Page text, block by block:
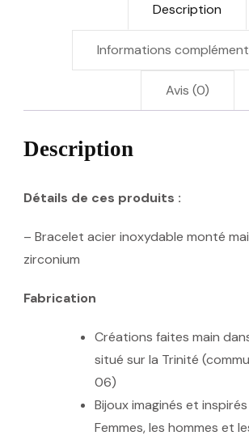
Description
Informations
Avis (0)
Description
Détails de ces produits :
– Bracelet acier inoxydable monté
zirconium
Fabrication
Créations faites main
situé sur la Trinité
06)
Bijoux imaginés et
Femmes, les hommes et